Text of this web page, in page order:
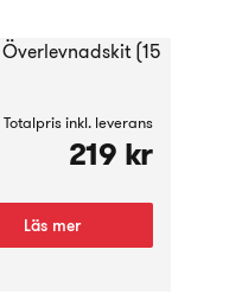
Totalpris inkl. leverans
219 kr
Läs mer